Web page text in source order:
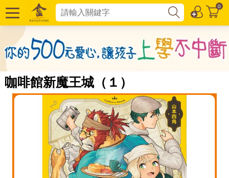
0
咖啡館新魔王城（１）